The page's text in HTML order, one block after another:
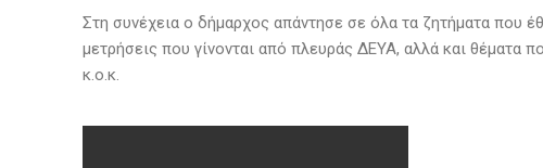
Στη συνέχεια ο δήμαρχος απάντησε σε όλα τα ζητήματα που
μετρήσεις που γίνονται από πλευράς ΔΕΥΑ, αλλά και θέματα
κ.ο.κ.